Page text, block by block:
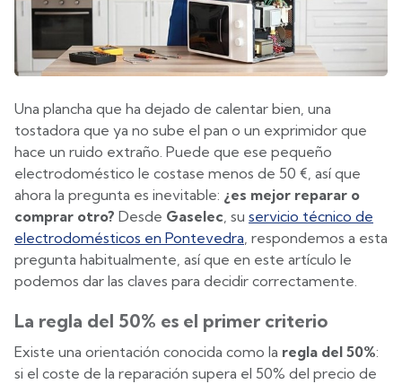
Una plancha que ha dejado de calentar bien, una
tostadora que ya no sube el pan o un exprimidor que
hace un ruido extraño. Puede que ese pequeño
electrodoméstico le costase menos de 50 €, así que
ahora la pregunta es inevitable: ¿es mejor reparar o
comprar otro? Desde Gaselec , su servicio técnico de
electrodomésticos en Pontevedra , respondemos a esta
pregunta habitualmente, así que en este artículo le
podemos dar las claves para decidir correctamente.
La regla del 50% es el primer criterio
Existe una orientación conocida como la regla del 50%:
si el coste de la reparación supera el 50% del precio de